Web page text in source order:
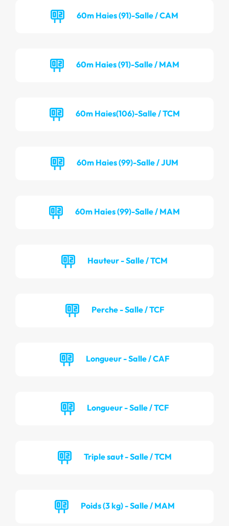
60m Haies (91)-Salle / CAM
60m Haies (91)-Salle / MAM
60m Haies(106)-Salle / TCM
60m Haies (99)-Salle / JUM
60m Haies (99)-Salle / MAM
Hauteur - Salle / TCM
Perche - Salle / TCF
Longueur - Salle / CAF
Longueur - Salle / TCF
Triple saut - Salle / TCM
Poids (3 kg) - Salle / MAM